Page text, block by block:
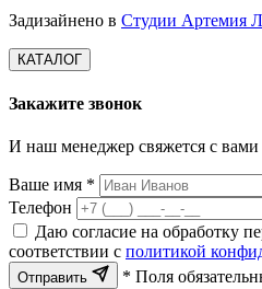
Задизайнено в Студии Артемия
КАТАЛОГ
Закажите звонок
И наш менеджер свяжется с
Ваше имя *
Телефон
Даю согласие на обработку
соответствии с политикой
Отправить
* Поля